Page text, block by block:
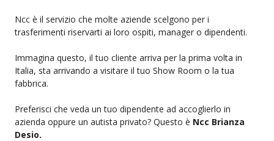
Ncc è il servizio che molte aziende scelgono per i
trasferimenti riservarti ai loro ospiti, manager o dipendenti.
Immagina questo, il tuo cliente arriva per la prima volta in
Italia, sta arrivando a visitare il tuo Show Room o la tua
fabbrica.
Preferisci che veda un tuo dipendente ad accoglierlo in
azienda oppure un autista privato? Questo è Ncc Brianza
Desio.